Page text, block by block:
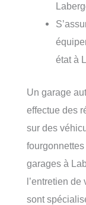
état à
Un garage
effectue des
sur des
garages à
l’entretien de
sont